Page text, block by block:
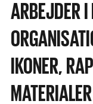
ARBEJDER I
IKONER,
MATERIALER